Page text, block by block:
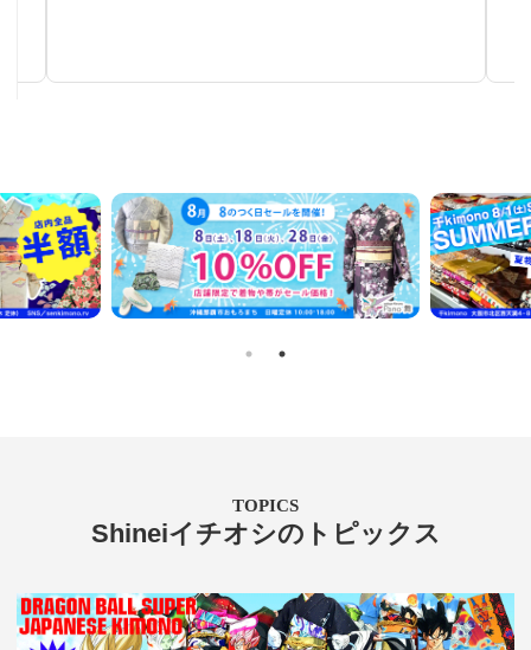
TOPICS
Shineiイチオシのトピックス